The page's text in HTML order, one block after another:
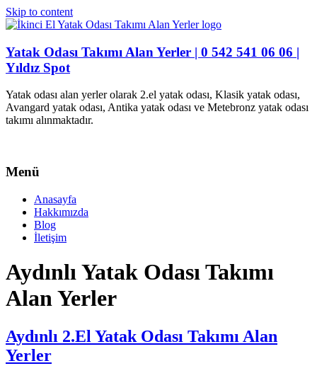
Skip to content
Yatak Odası Takımı Alan Yerler | 0 542 541 06 06 |
Yıldız Spot
Yatak odası alan yerler olarak 2.el yatak odası, Klasik yatak odası,
Avangard yatak odası, Antika yatak odası ve Metebronz yatak odası
takımı alınmaktadır.
Menü
Anasayfa
Hakkımızda
Blog
İletişim
Aydınlı Yatak Odası Takımı
Alan Yerler
Aydınlı 2.El Yatak Odası Takımı Alan
Yerler